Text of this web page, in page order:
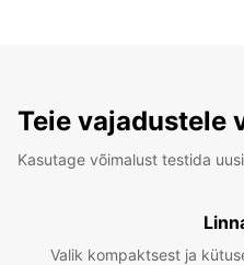
Teie vajadustele
Kasutage võimalust testida
Valik kompaktsest ja